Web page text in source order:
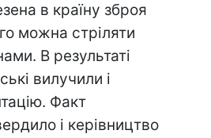
в країну зброя
можна стріляти
В результаті
вилучили і
Факт
і керівництво